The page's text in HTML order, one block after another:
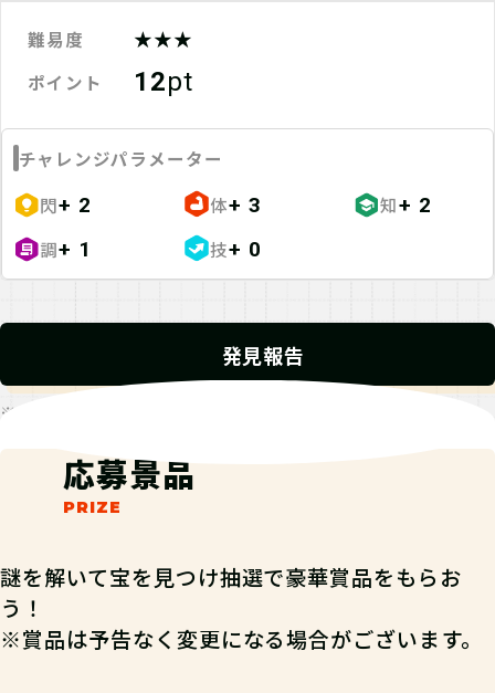
難易度 ★★★
ポイント 12pt
チャレンジパラメーター
閃+ 2 体+ 3 知+ 2
調+ 1 技+ 0
発見報告
※発見報告にGPSを使用するクエストが一部存在します。
応募景品
謎を解いて宝を見つけ抽選で豪華賞品をもらお
う！
※賞品は予告なく変更になる場合がございます。